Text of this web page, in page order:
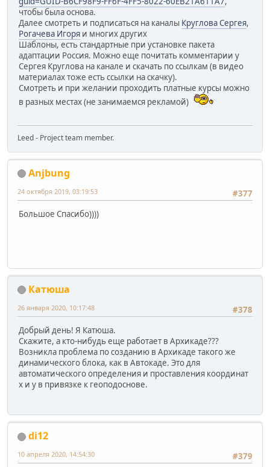
чтобы была основа.
Далее смотреть и подписаться на каналы Круглова Сергея,
Рогачева Игоря и многих других
Шаблоны, есть стандартные при установке пакета
адаптации Россия. Можно еще почитать комментарии у
Сергея Круглова на канале и скачать по ссылкам (в видео
материалах тоже есть ссылки на скачку).
Смотреть и при желании проходить платные курсы можно
в разных местах (не занимаемся рекламой)
Leed - Project team member.
Anjbung
#377
24 октября 2019, 03:19:53
Большое Спасибо))))
Катюша
#378
26 января 2020, 10:17:48
Добрый день! Я Катюша.
Скажите, а кто-нибудь еще работает в Архикаде???
Возникла проблема по созданию в Архикаде такого же
динамического блока, как в Автокаде. Это для
автоматического определения и проставления координат
х и у в привязке к геоподоснове.
di12
#379
10 апреля 2020, 14:54:30